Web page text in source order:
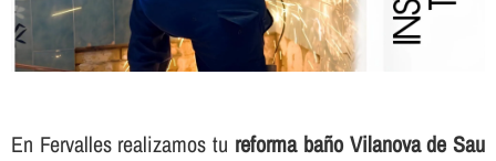
En Fervalles realizamos tu reforma baño Vilanova de Sau